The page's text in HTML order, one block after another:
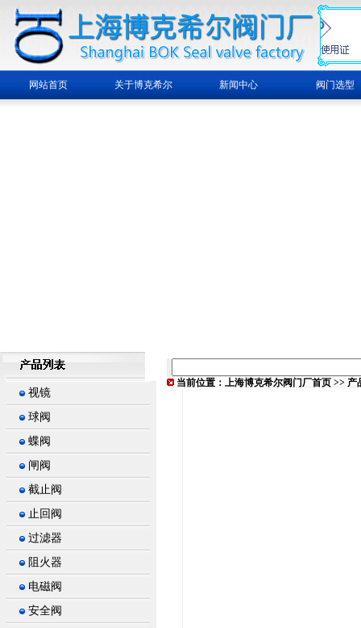
网站首页 关于博克希尔 新闻中心 阀门选型
视镜
球阀
蝶阀
闸阀
截止阀
止回阀
过滤器
阻火器
电磁阀
安全阀
当前位置： 上海博克希尔阀门厂首页 >> 产